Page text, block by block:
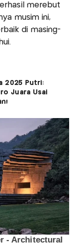
merebut
musim ini,
di masing-
2025 Putri:
Juara Usai